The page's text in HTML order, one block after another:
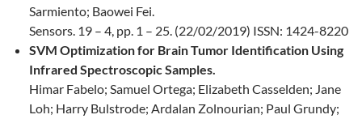
Sarmiento; Baowei Fei.
Sensors. 19 – 4, pp. 1 – 25. (22/02/2019) ISSN: 1424-8220
SVM Optimization for Brain Tumor Identification Using
Infrared Spectroscopic Samples.
Himar Fabelo; Samuel Ortega; Elizabeth Casselden; Jane
Loh; Harry Bulstrode; Ardalan Zolnourian; Paul Grundy;